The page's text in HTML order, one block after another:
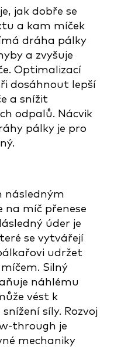
jak dobře se
a kam míček
dráha pálky
a zvyšuje
Optimalizací
dosáhnout lepší
a snížit
odpalů. Nácvik
pálky je pro
následným
na míč přenese
úder je
se vytvářejí
udržet
Silný
náhlému
vést k
síly. Rozvoj
through je
mechaniky